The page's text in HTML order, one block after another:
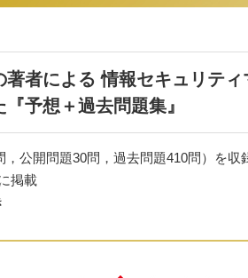
者による 情報セキュリテ
予想＋過去問題集』
，公開問題30問，過去問題410問）を収
掲載